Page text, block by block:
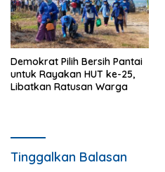
Demokrat Pilih Bersih Pantai
untuk Rayakan HUT ke-25,
Libatkan Ratusan Warga
Tinggalkan Balasan